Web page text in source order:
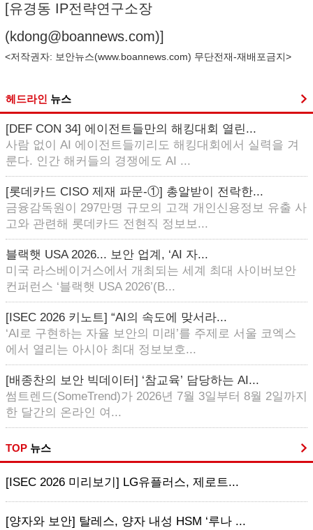
[유경동 IP전략연구소장
(kdong@boannews.com)]
<저작권자: 보안뉴스(www.boannews.com) 무단전재-재배포금지>
헤드라인 뉴스
[DEF CON 34] 에이전트들만의 해킹대회 열린...
사람 없이 AI 에이전트들끼리도 해킹대회에서 실력을 겨
룬다. 인간 해커들의 경쟁에도 AI ...
[롯데카드 CISO 제재 파문-①] 총알받이 전락한...
금융감독원이 297만명 규모의 고객 개인신용정보 유출 사
고와 관련해 롯데카드 전현직 정보보...
블랙햇 USA 2026... 보안 업계, ‘AI 자...
미국 라스베이거스에서 개최되는 세계 최대 사이버보안
컨퍼런스 ‘블랙햇 USA 2026’(B...
[ISEC 2026 키노트] “AI의 속도에 맞서라...
‘AI로 구현하는 자율 보안의 미래’를 주제로 서울 코엑스
에서 열리는 아시아 최대 정보보호...
[배종찬의 보안 빅데이터] ‘참교육’ 담당하는 AI...
썸트렌드(SomeTrend)가 2026년 7월 3일부터 8월 2일까지
한 달간의 온라인 여...
TOP 뉴스
[ISEC 2026 미리보기] LG유플러스, 제로트...
[양자와 보안] 탈레스, 양자 내성 HSM ‘루나 ...